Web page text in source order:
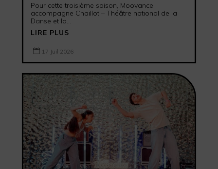
Pour cette troisième saison, Moovance
accompagne Chaillot – Théâtre national de la
Danse et la...
LIRE PLUS
 17 Juil 2026